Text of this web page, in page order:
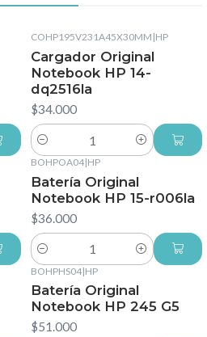
COHP195V231A45X30MM |HP
Cargador Original
Notebook HP 14-
dq2516la
$34.000
Cantidad
BOHPOA04|HP
Batería Original
Notebook HP 15-r006la
$36.000
Cantidad
BOHPHS04|HP
Batería Original
Notebook HP 245 G5
$51.000